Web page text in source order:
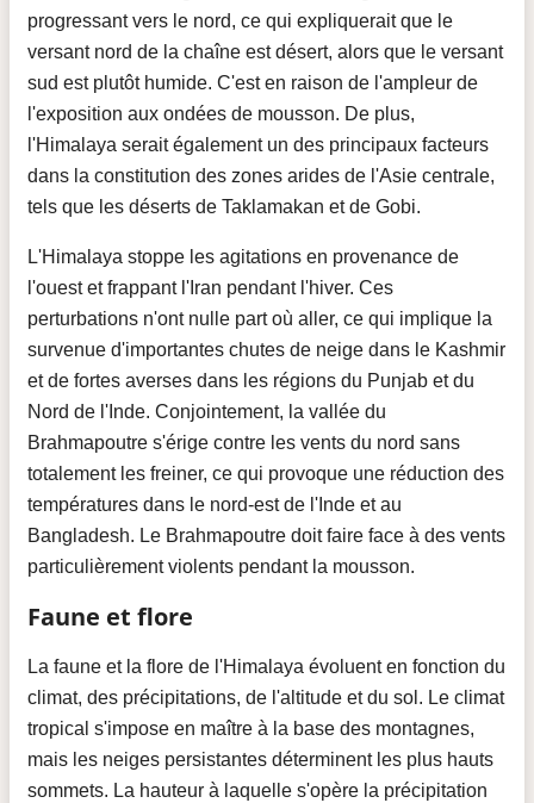
progressant vers le nord, ce qui expliquerait que le
versant nord de la chaîne est désert, alors que le versant
sud est plutôt humide. C'est en raison de l'ampleur de
l'exposition aux ondées de mousson. De plus,
l'Himalaya serait également un des principaux facteurs
dans la constitution des zones arides de l'Asie centrale,
tels que les déserts de Taklamakan et de Gobi.
L'Himalaya stoppe les agitations en provenance de
l'ouest et frappant l'Iran pendant l'hiver. Ces
perturbations n'ont nulle part où aller, ce qui implique la
survenue d'importantes chutes de neige dans le Kashmir
et de fortes averses dans les régions du Punjab et du
Nord de l'Inde. Conjointement, la vallée du
Brahmapoutre s'érige contre les vents du nord sans
totalement les freiner, ce qui provoque une réduction des
températures dans le nord-est de l'Inde et au
Bangladesh. Le Brahmapoutre doit faire face à des vents
particulièrement violents pendant la mousson.
Faune et flore
La faune et la flore de l'Himalaya évoluent en fonction du
climat, des précipitations, de l'altitude et du sol. Le climat
tropical s'impose en maître à la base des montagnes,
mais les neiges persistantes déterminent les plus hauts
sommets. La hauteur à laquelle s'opère la précipitation